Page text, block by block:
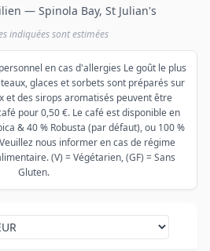
— Spinola Bay, St Julian's
indiquées sont estimées
en cas d'allergies Le goût le plus
glaces et sorbets sont préparés sur
et des sirops aromatisés peuvent être
pour 0,50 €. Le café est disponible en
& 40 % Robusta (par défaut), ou 100 %
nous informer en cas de régime
(V) = Végétarien, (GF) = Sans
Gluten.